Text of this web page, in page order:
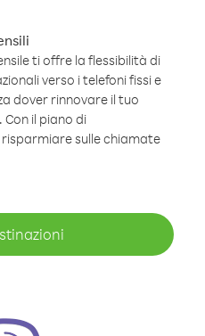
ti offre la flessibilità di
verso i telefoni fissi e
dover rinnovare il tuo
il piano di
sulle chiamate